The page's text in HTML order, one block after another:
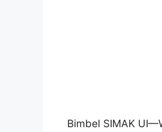
Bimbel SIMAK